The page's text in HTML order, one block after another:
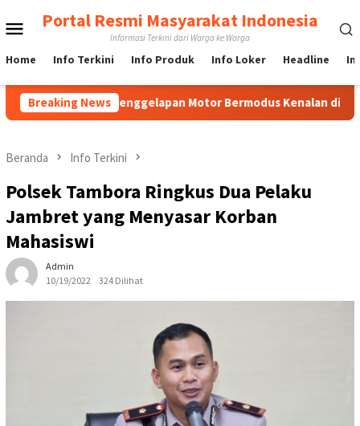
ke
Menu
Mobile
Portal Resmi Masyarakat Indonesia
Informasi Terkini dari Warga ke Warga
Home Info Terkini Info Produk Info Loker Headline
Breaking News
Kasus Penggelapan Motor Bermodus Kenalan di Aplikasi
Beranda Info Terkini
Polsek Tambora Ringkus Dua Pelaku
Jambret yang Menyasar Korban
Mahasiswi
Admin
10/19/2022
324 Dilihat